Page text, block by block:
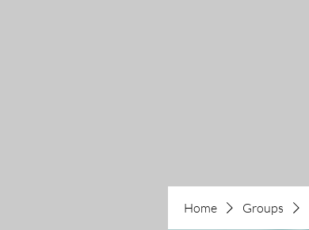
Home Groups